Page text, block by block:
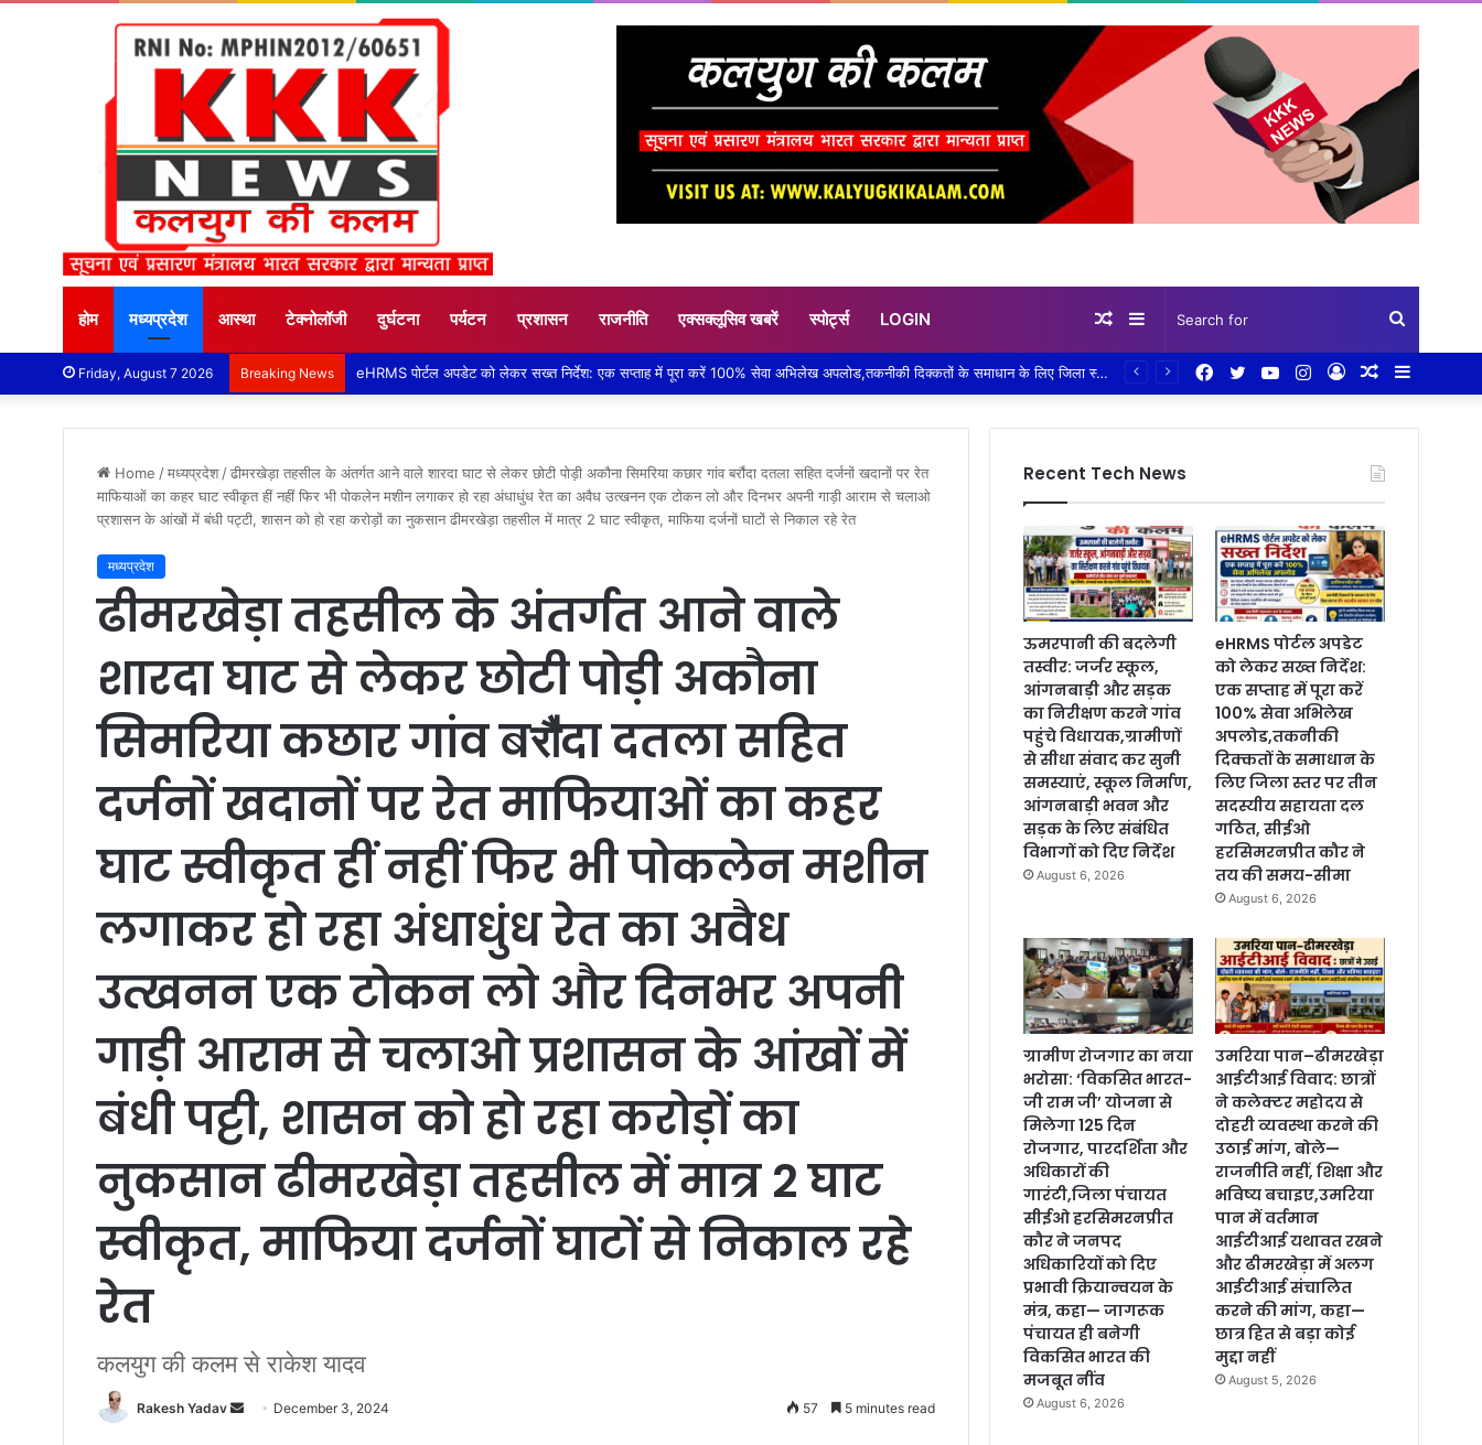
होम मध्यप्रदेश आस्था टेक्नोलॉजी दुर्घटना पर्यटन प्रशासन राजनीति एक्सक्लूसिव खबरें स्पोर्ट्स LOGIN
for
Sidebar
Random
Friday, August 7 2026 Breaking News eHRMS पोर्टल अपडेट को लेकर सख्त निर्देश: एक सप्ताह में पूरा करें 100% सेवा अभिलेख अपलोड,तकनीकी दिक्कतों के समाधान के लिए जिला स्तर पर तीन सदस्यीय सहायता दल गठित, सीईओ हरसिमरनप्रीत कौर ने तय की समय-सीमा
Random
Log
Instagram
YouTube
Twitter
Facebook
Home /मध्यप्रदेश /ढीमरखेड़ा तहसील के अंतर्गत आने वाले शारदा घाट से लेकर छोटी पोड़ी अकौना सिमरिया कछार गांव बरौ॑दा दतला सहित दर्जनों खदानों पर रेत
माफियाओं का कहर घाट स्वीकृत हीं नहीं फिर भी पोकलेन मशीन लगाकर हो रहा अंधाधुंध रेत का अवैध उत्खनन एक टोकन लो और दिनभर अपनी गाड़ी आराम से चलाओ
प्रशासन के आंखों में बंधी पट्टी, शासन को हो रहा करोड़ों का नुकसान ढीमरखेड़ा तहसील में मात्र 2 घाट स्वीकृत, माफिया दर्जनों घाटों से निकाल रहे रेत
मध्यप्रदेश
ढीमरखेड़ा तहसील के अंतर्गत आने वाले
शारदा घाट से लेकर छोटी पोड़ी अकौना
सिमरिया कछार गांव बरौ॑दा दतला सहित
दर्जनों खदानों पर रेत माफियाओं का कहर
घाट स्वीकृत हीं नहीं फिर भी पोकलेन मशीन
लगाकर हो रहा अंधाधुंध रेत का अवैध
उत्खनन एक टोकन लो और दिनभर अपनी
गाड़ी आराम से चलाओ प्रशासन के आंखों में
बंधी पट्टी, शासन को हो रहा करोड़ों का
नुकसान ढीमरखेड़ा तहसील में मात्र 2 घाट
स्वीकृत, माफिया दर्जनों घाटों से निकाल रहे
रेत
कलयुग की कलम से राकेश यादव
Rakesh Yadav December 3, 2024 57 5 minutes read
Recent Tech News
ऊमरपानी की बदलेगी
तस्वीर: जर्जर स्कूल,
आंगनबाड़ी और सड़क
का निरीक्षण करने गांव
पहुंचे विधायक,ग्रामीणों
से सीधा संवाद कर सुनी
समस्याएं, स्कूल निर्माण,
आंगनबाड़ी भवन और
सड़क के लिए संबंधित
विभागों को दिए निर्देश
August 6, 2026
eHRMS पोर्टल अपडेट
को लेकर सख्त निर्देश:
एक सप्ताह में पूरा करें
100% सेवा अभिलेख
अपलोड,तकनीकी
दिक्कतों के समाधान के
लिए जिला स्तर पर तीन
सदस्यीय सहायता दल
गठित, सीईओ
हरसिमरनप्रीत कौर ने
तय की समय-सीमा
August 6, 2026
ग्रामीण रोजगार का नया
भरोसा: ‘विकसित भारत-
जी राम जी’ योजना से
मिलेगा 125 दिन
रोजगार, पारदर्शिता और
अधिकारों की
गारंटी,जिला पंचायत
सीईओ हरसिमरनप्रीत
कौर ने जनपद
अधिकारियों को दिए
प्रभावी क्रियान्वयन के
मंत्र, कहा— जागरूक
पंचायत ही बनेगी
विकसित भारत की
मजबूत नींव
August 6, 2026
उमरिया पान–ढीमरखेड़ा
आईटीआई विवाद: छात्रों
ने कलेक्टर महोदय से
दोहरी व्यवस्था करने की
उठाई मांग, बोले—
राजनीति नहीं, शिक्षा और
भविष्य बचाइए,उमरिया
पान में वर्तमान
आईटीआई यथावत रखने
और ढीमरखेड़ा में अलग
आईटीआई संचालित
करने की मांग, कहा—
छात्र हित से बड़ा कोई
मुद्दा नहीं
August 5, 2026